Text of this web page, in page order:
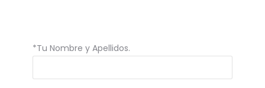
*Tu Nombre y Apellidos.